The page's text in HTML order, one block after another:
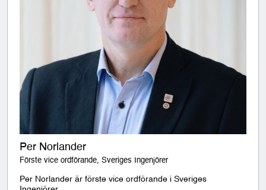
Per Norlander
Förste vice ordförande, Sveriges Ingenjörer
Per Norlander är förste vice ordförande i Sveriges